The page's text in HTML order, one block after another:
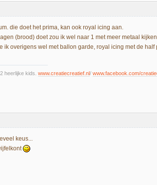
die doet het prima, kan ook royal icing aan.
(brood) doet zou ik wel naar 1 met meer metaal
ik overigens wel met ballon garde, royal icing met de half
heerlijke kids. www.creatiecreatief.nl/ www.facebook.com/
keus...